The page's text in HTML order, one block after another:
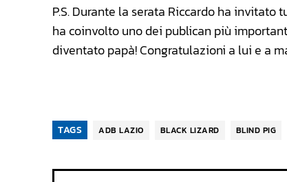
P.S. Durante la serata Riccardo ha
ha coinvolto uno dei publican più
diventato papà! Congratulazioni a lui e a
TAGS ADB LAZIO BLACK LIZARD BLIND PIG